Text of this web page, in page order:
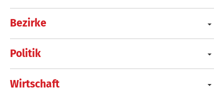
Bezirke
Politik
Wirtschaft